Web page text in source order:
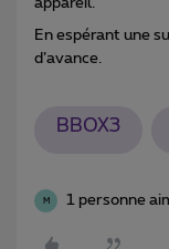
En espérant une
d’avance.
BBOX3
M 1 personne